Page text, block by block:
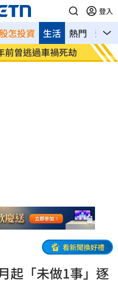
登入
怎投資 熱門 影音
生活
前曾逃過車禍死劫
酒測
路
看新聞換好禮
起「未做1事」逐